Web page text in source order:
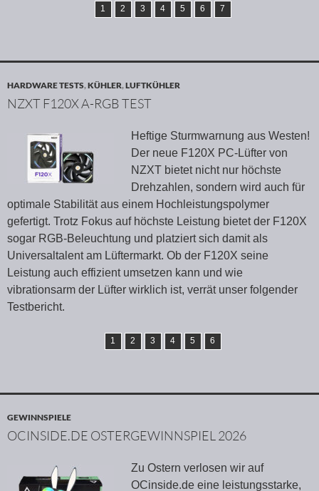
1 2 3 4 5 6 7
HARDWARE TESTS,KÜHLER,LUFTKÜHLER
NZXT F120X A-RGB TEST
Heftige Sturmwarnung aus Westen!
Der neue F120X PC-Lüfter von
NZXT bietet nicht nur höchste
Drehzahlen, sondern wird auch für
optimale Stabilität aus einem Hochleistungspolymer
gefertigt. Trotz Fokus auf höchste Leistung bietet der F120X
sogar RGB-Beleuchtung und platziert sich damit als
Universaltalent am Lüftermarkt. Ob der F120X seine
Leistung auch effizient umsetzen kann und wie
vibrationsarm der Lüfter wirklich ist, verrät unser folgender
Testbericht.
1 2 3 4 5 6
GEWINNSPIELE
OCINSIDE.DE OSTERGEWINNSPIEL 2026
Zu Ostern verlosen wir auf
OCinside.de eine leistungsstarke,